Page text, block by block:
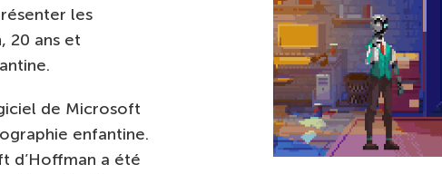
les
20 ans et
de Microsoft
enfantine.
d’Hoffman a été